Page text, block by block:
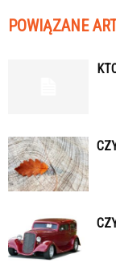
POWIĄZANE